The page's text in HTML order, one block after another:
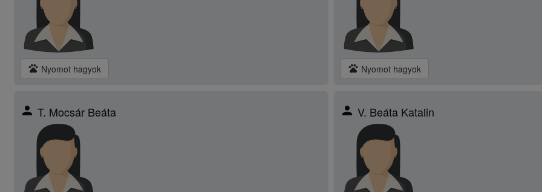
pets Nyomot hagyok pets Nyomot hagyok
person T. Mocsár Beáta person V. Beáta Katalin